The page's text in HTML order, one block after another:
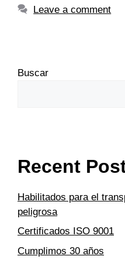
Leave a comment
Buscar
Recent
Habilitados para el
peligrosa
Certificados ISO 9001
Cumplimos 30 años